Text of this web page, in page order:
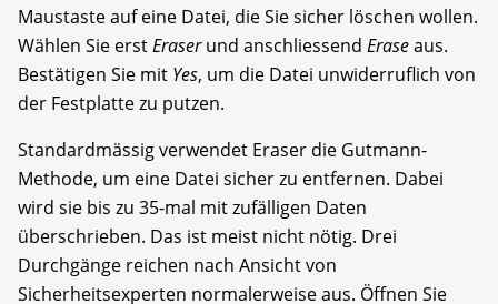
Maustaste auf eine Datei, die Sie sicher löschen wollen.
Wählen Sie erstEraserund anschliessend Eraseaus.
Bestätigen Sie mit Yes, um die Datei unwiderruflich von
der Festplatte zu putzen.
Standardmässig verwendet Eraser die Gutmann-
Methode, um eine Datei sicher zu entfernen. Dabei
wird sie bis zu 35-mal mit zufälligen Daten
überschrieben. Das ist meist nicht nötig. Drei
Durchgänge reichen nach Ansicht von
Sicherheitsexperten normalerweise aus. Öffnen Sie